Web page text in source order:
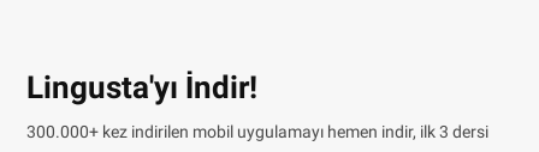
Lingusta'yı İndir!
300.000+ kez indirilen mobil uygulamayı hemen indir, ilk 3 dersi